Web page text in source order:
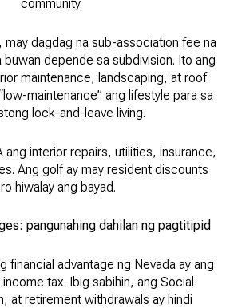
community.
may dagdag na sub-association fee na
depende sa subdivision. Ito ang
maintenance, landscaping, at roof
maintenance” ang lifestyle para sa
lock-and-leave living.
ang interior repairs, utilities, insurance,
Ang golf ay may resident discounts
hiwalay ang bayad.
pangunahing dahilan ng pagtitipid
financial advantage ng Nevada ay ang
tax. Ibig sabihin, ang Social
at retirement withdrawals ay hindi